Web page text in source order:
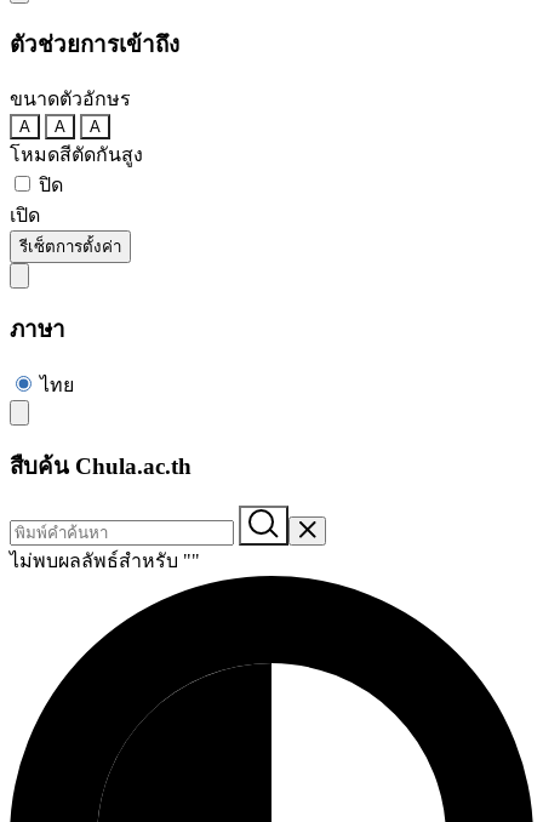
ตัวช่วยการเข้าถึง
ขนาดตัวอักษร
A A A
โหมดสีตัดกันสูง
ปิด
เปิด
รีเซ็ตการตั้งค่า
ภาษา
ไทย
สืบค้น Chula.ac.th
ไม่พบผลลัพธ์สำหรับ ""